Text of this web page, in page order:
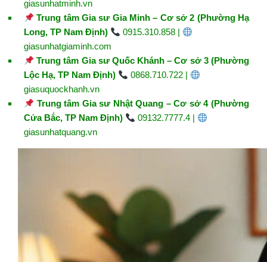
giasunhatminh.vn
Trung tâm Gia sư Gia Minh – Cơ sở 2 (Phường Hạ
Long, TP Nam Định)
0915.310.858 |
giasunhatgiaminh.com
Trung tâm Gia sư Quốc Khánh – Cơ sở 3 (Phường
Lộc Hạ, TP Nam Định)
0868.710.722 |
giasuquockhanh.vn
Trung tâm Gia sư Nhật Quang – Cơ sở 4 (Phường
Cửa Bắc, TP Nam Định)
09132.7777.4 |
giasunhatquang.vn